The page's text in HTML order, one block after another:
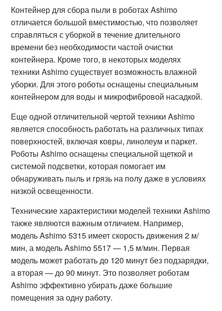
Контейнер для сбора пыли в роботах Ashimo
отличается большой вместимостью, что позволяет
справляться с уборкой в течение длительного
времени без необходимости частой очистки
контейнера. Кроме того, в некоторых моделях
техники Ashimo существует возможность влажной
уборки. Для этого роботы оснащены специальным
контейнером для воды и микрофибровой насадкой.
Еще одной отличительной чертой техники Ashimo
является способность работать на различных типах
поверхностей, включая ковры, линолеум и паркет.
Роботы Ashimo оснащены специальной щеткой и
системой подсветки, которая помогает им
обнаруживать пыль и грязь на полу даже в условиях
низкой освещенности.
Технические характеристики моделей техники Ashimo
также являются важным отличием. Например,
модель Ashimo 5315 имеет скорость движения 2 м/
мин, а модель Ashimo 5517 — 1,5 м/мин. Первая
модель может работать до 120 минут без подзарядки,
а вторая — до 90 минут. Это позволяет роботам
Ashimo эффективно убирать даже большие
помещения за одну работу.